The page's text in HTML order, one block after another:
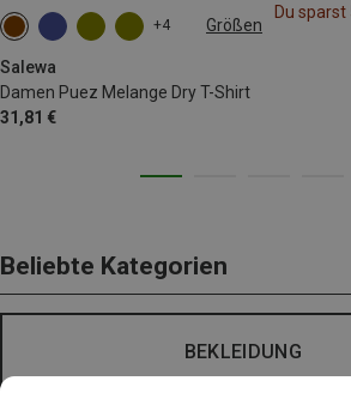
+4 Größen
Salewa
Damen Puez Melange Dry T-Shirt
31,81 €
XS S M
XXL
Du sparst
Beliebte Kategorien
BEKLEIDUNG